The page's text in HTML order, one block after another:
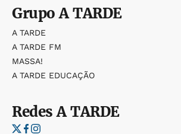
GrupoA TARDE
A TARDE
A TARDE FM
MASSA!
A TARDE EDUCAÇÃO
RedesA TARDE